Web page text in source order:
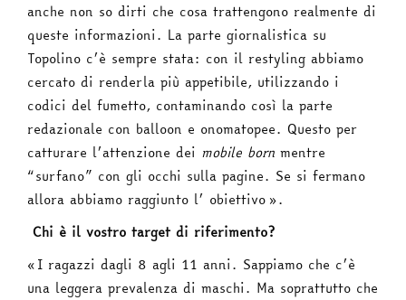
anche non so dirti che cosa trattengono realmente di
queste informazioni. La parte giornalistica su
Topolino c’è sempre stata: con il restyling abbiamo
cercato di renderla più appetibile, utilizzando i
codici del fumetto, contaminando così la parte
redazionale con balloon e onomatopee. Questo per
catturare l’attenzione dei mobile born mentre
“surfano” con gli occhi sulla pagine. Se si fermano
allora abbiamo raggiunto l’ obiettivo».
Chi è il vostro target di riferimento?
«I ragazzi dagli 8 agli 11 anni. Sappiamo che c’è
una leggera prevalenza di maschi. Ma soprattutto che